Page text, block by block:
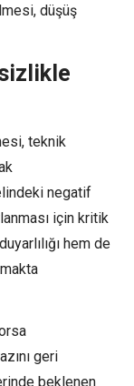
düşüş
teknik
negatif
için kritik
hem de
geri
beklenen